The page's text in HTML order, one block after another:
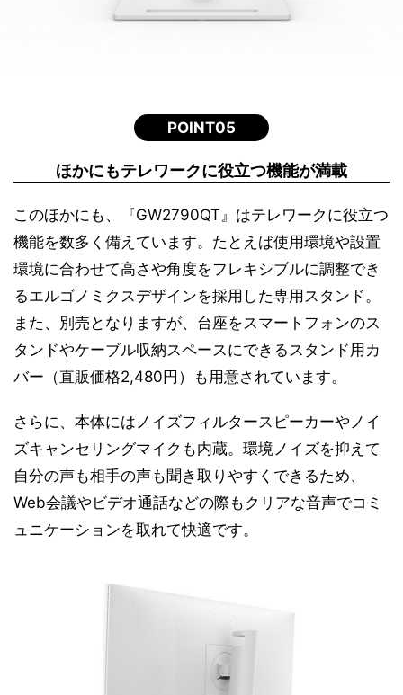
POINT05
ほかにもテレワークに役立つ機能が満載
このほかにも、『GW2790QT』はテレワークに役立つ
機能を数多く備えています。たとえば使用環境や設置
環境に合わせて高さや角度をフレキシブルに調整でき
るエルゴノミクスデザインを採用した専用スタンド。
また、別売となりますが、台座をスマートフォンのス
タンドやケーブル収納スペースにできるスタンド用カ
バー（直販価格2,480円）も用意されています。
さらに、本体にはノイズフィルタースピーカーやノイ
ズキャンセリングマイクも内蔵。環境ノイズを抑えて
自分の声も相手の声も聞き取りやすくできるため、
Web会議やビデオ通話などの際もクリアな音声でコミ
ュニケーションを取れて快適です。